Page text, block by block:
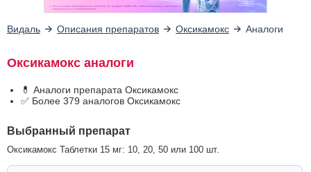
Видаль Описания препаратов Оксикамокс Аналоги
Оксикамокс аналоги
💊 Аналоги препарата Оксикамокс
✅ Более 379 аналогов Оксикамокс
Выбранный препарат
Оксикамокс Таблетки 15 мг: 10, 20, 50 или 100 шт.